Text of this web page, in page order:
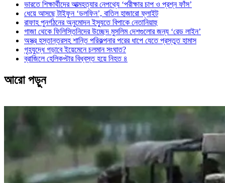
ভারতে শিক্ষার্থীদের আত্মহত্যার নেপথ্যে ‘পরীক্ষার চাপ ও প্রশ্ন ফাঁস’
ধেয়ে আসছে টাইফুন ‘ডলফিন’, বাতিল হাজারো ফ্লাইট
রাফাহ পুনর্গঠনের অনুমোদন ইস্যুতে বিপাকে নেতানিয়াহু
গাজা থেকে ফিলিস্তিনিদের উচ্ছেদ মুসলিম দেশগুলোর জন্য ‘রেড লাইন’
অস্ত্র হস্তান্তরসহ শান্তি পরিকল্পনার পরের ধাপে যেতে প্রস্তুত হামাস
গৃহযুদ্ধে গড়াবে ইয়েমেনে চলমান সংঘাত?
ব্রাজিলে হেলিকপ্টার বিধ্বস্ত হয়ে নিহত ৪
আরো পড়ুন